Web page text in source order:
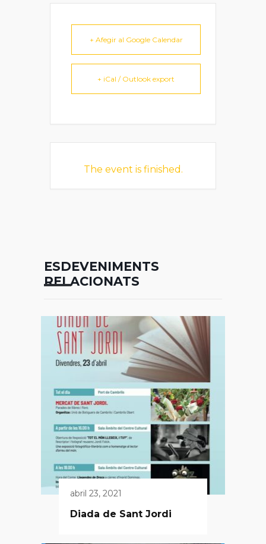
+ Afegir al Google Calendar
+ iCal / Outlook export
The event is finished.
ESDEVENIMENTS
RELACIONATS
abril 23, 2021
Diada de Sant Jordi